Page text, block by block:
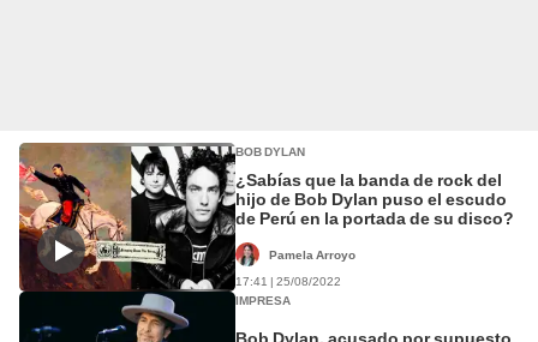
BOB DYLAN
¿Sabías que la banda de rock del
hijo de Bob Dylan puso el escudo
de Perú en la portada de su disco?
Pamela Arroyo
17:41 | 25/08/2022
IMPRESA
Bob Dylan, acusado por supuesto